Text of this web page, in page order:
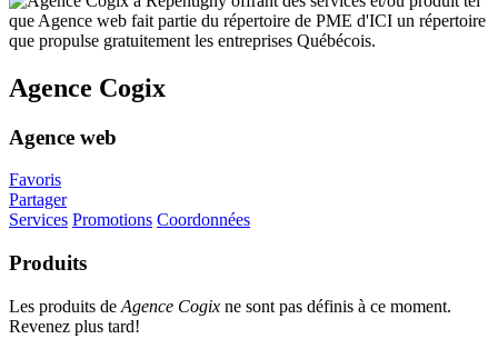
Agence Cogix
Agence web
Favoris
Partager
Services Promotions Coordonnées
Produits
Les produits de Agence Cogix ne sont pas définis à ce moment.
Revenez plus tard!